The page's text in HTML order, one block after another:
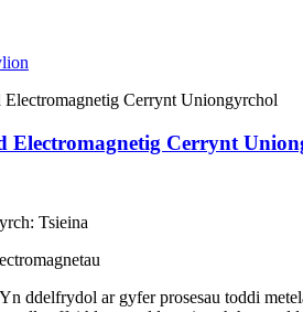
Electromagnetig Cerrynt
Tsieina
ddelfrydol ar gyfer prosesau toddi